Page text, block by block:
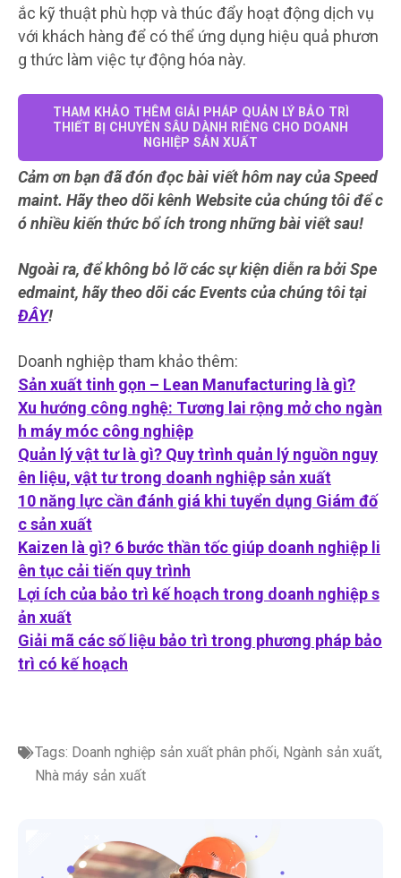
ắc kỹ thuật phù hợp và thúc đẩy hoạt động dịch vụ
với khách hàng để có thể ứng dụng hiệu quả phươn
g thức làm việc tự động hóa này.
THAM KHẢO THÊM GIẢI PHÁP QUẢN LÝ BẢO TRÌ
THIẾT BỊ CHUYÊN SÂU DÀNH RIÊNG CHO DOANH
NGHIỆP SẢN XUẤT
Cảm ơn bạn đã đón đọc bài viết hôm nay của Speed
maint. Hãy theo dõi kênh Website của chúng tôi để c
ó nhiều kiến thức bổ ích trong những bài viết sau!
Ngoài ra, để không bỏ lỡ các sự kiện diễn ra bởi Spe
edmaint, hãy theo dõi các Events của chúng tôi tại
ĐÂY!
Doanh nghiệp tham khảo thêm:
Sản xuất tinh gọn – Lean Manufacturing là gì?
Xu hướng công nghệ: Tương lai rộng mở cho ngàn
h máy móc công nghiệp
Quản lý vật tư là gì? Quy trình quản lý nguồn nguy
ên liệu, vật tư trong doanh nghiệp sản xuất
10 năng lực cần đánh giá khi tuyển dụng Giám đố
c sản xuất
Kaizen là gì? 6 bước thần tốc giúp doanh nghiệp li
ên tục cải tiến quy trình
Lợi ích của bảo trì kế hoạch trong doanh nghiệp s
ản xuất
Giải mã các số liệu bảo trì trong phương pháp bảo
trì có kế hoạch
Tags: Doanh nghiệp sản xuất phân phối, Ngành sản xuất,
Nhà máy sản xuất